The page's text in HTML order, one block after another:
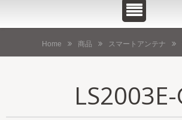
Home 商品 スマートアンテナ
LS2003E-